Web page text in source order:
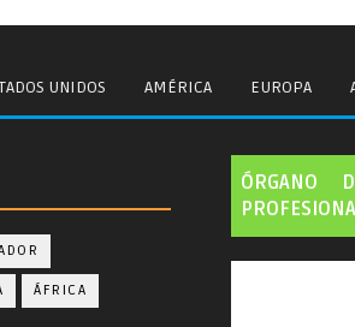
UNIDOS AMÉRICA EUROPA
ÁFRICA
ÓRGANO